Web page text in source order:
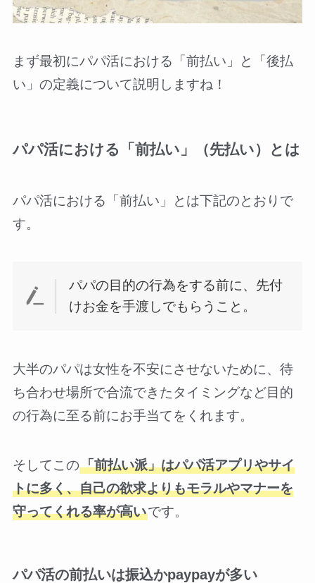
まず最初にパパ活における「前払い」と「後払
い」の定義について説明しますね！
パパ活における「前払い」（先払い）とは
パパ活における「前払い」とは下記のとおりで
す。
パパの目的の行為をする前に、先付
けお金を手渡しでもらうこと。
大半のパパは女性を不安にさせないために、待
ち合わせ場所で合流できたタイミングなど目的
の行為に至る前にお手当てをくれます。
そしてこの「前払い派」はパパ活アプリやサイ
トに多く、自己の欲求よりもモラルやマナーを
守ってくれる率が高いです。
パパ活の前払いは振込かpaypayが多い